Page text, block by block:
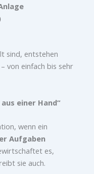
sind, entstehen
von einfach bis sehr
einer Hand“
wenn ein
Aufgaben
es,
sie auch.